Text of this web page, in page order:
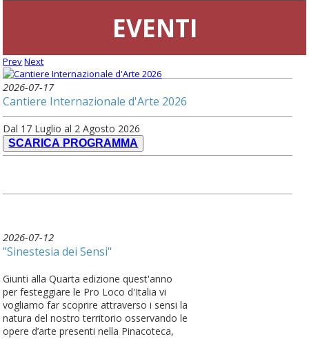
EVENTI
PrevNext
2026-07-17
Cantiere Internazionale d'Arte 2026
Dal 17 Luglio al 2 Agosto 2026
SCARICA PROGRAMMA
2026-07-12
"Sinestesia dei Sensi"
Giunti alla Quarta edizione quest'anno
per festeggiare le Pro Loco d'Italia vi
vogliamo far scoprire attraverso i sensi la
natura del nostro territorio osservando le
opere d’arte presenti nella Pinacoteca,